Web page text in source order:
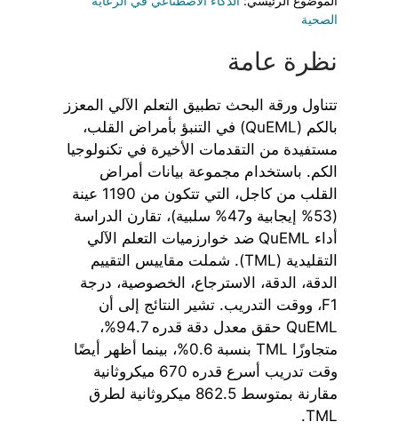
الصحية
نظرة عامة
تتناول ورقة البحث تطبيق التعلم الآلي المعزز
بالكم (QuEML) في التنبؤ بأمراض القلب،
مستفيدة من التقدمات الأخيرة في تكنولوجيا
الكم. باستخدام مجموعة بيانات أمراض
القلب من كاجل، التي تتكون من 1190 عينة
(53% إيجابية و47% سلبية)، تقارن الدراسة
أداء QuEML ضد خوارزميات التعلم الآلي
التقليدية (TML). شملت مقاييس التقييم
الدقة، الدقة، الاسترجاع، الخصوصية، درجة
F1، ووقت التدريب. تشير النتائج إلى أن
QuEML حقق معدل دقة قدره 94.7%،
متجاوزًا TML بنسبة 0.6%، بينما أظهر أيضًا
وقت تدريب أسرع قدره 670 ميكروثانية
مقارنة بمتوسط 862.5 ميكروثانية لطرق
TML.